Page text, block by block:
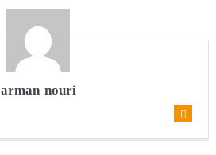
arman nouri